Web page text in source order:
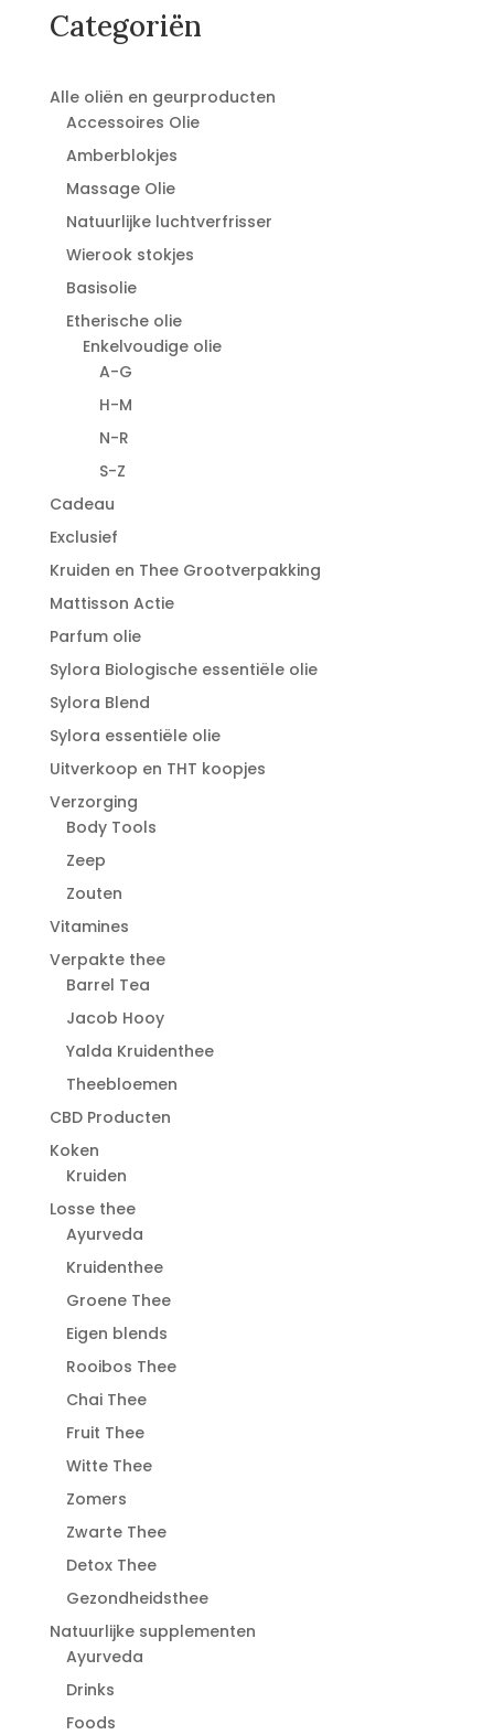
Categoriën
Alle oliën en geurproducten
Accessoires Olie
Amberblokjes
Massage Olie
Natuurlijke luchtverfrisser
Wierook stokjes
Basisolie
Etherische olie
Enkelvoudige olie
A-G
H-M
N-R
S-Z
Cadeau
Exclusief
Kruiden en Thee Grootverpakking
Mattisson Actie
Parfum olie
Sylora Biologische essentiële olie
Sylora Blend
Sylora essentiële olie
Uitverkoop en THT koopjes
Verzorging
Body Tools
Zeep
Zouten
Vitamines
Verpakte thee
Barrel Tea
Jacob Hooy
Yalda Kruidenthee
Theebloemen
CBD Producten
Koken
Kruiden
Losse thee
Ayurveda
Kruidenthee
Groene Thee
Eigen blends
Rooibos Thee
Chai Thee
Fruit Thee
Witte Thee
Zomers
Zwarte Thee
Detox Thee
Gezondheidsthee
Natuurlijke supplementen
Ayurveda
Drinks
Foods